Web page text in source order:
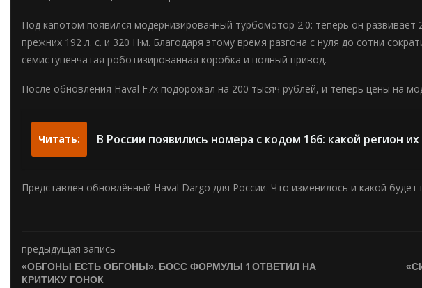
Под капотом появился модернизированный турбомотор 2.0: теперь он
прежних 192 л. с. и 320 Н·м. Благодаря этому время разгона с нуля до сотни
семиступенчатая роботизированная коробка и полный привод.
После обновления Haval F7x подорожал на 200 тысяч рублей, и теперь цены на
Читать: В России появились номера с кодом 166: какой регион
Представлен обновлённый Haval Dargo для России. Что изменилось и какой будет
предыдущая запись
«ОБГОНЫ ЕСТЬ ОБГОНЫ». БОСС ФОРМУЛЫ 1 ОТВЕТИЛ НА
КРИТИКУ ГОНОК